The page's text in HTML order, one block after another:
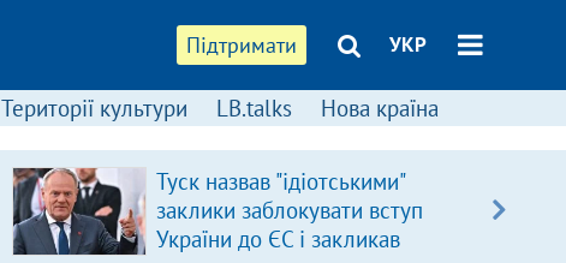
Підтримати УКР
Території культури LB.talks Нова країна
Туск назвав "ідіотськими"
заклики заблокувати вступ
України до ЄС і закликав